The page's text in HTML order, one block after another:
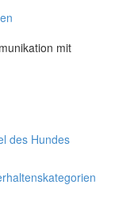
mit
des Hundes